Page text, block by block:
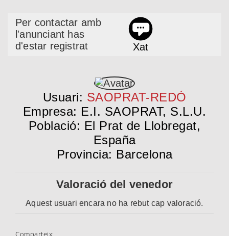
Per contactar amb
l'anunciant has
d'estar registrat
Xat
Usuari: SAOPRAT-REDÓ
Empresa: E.I. SAOPRAT, S.L.U.
Població: El Prat de Llobregat,
España
Provincia: Barcelona
Valoració del venedor
Aquest usuari encara no ha rebut cap valoració.
Comparteix: